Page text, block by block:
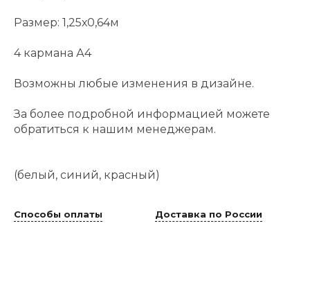
Размер: 1,25х0,64м
4 кармана А4
Возможны любые изменения в дизайне.
За более подробной информацией можете
обратиться к нашим менеджерам.
(белый, синий, красный)
Способы оплаты Доставка по России